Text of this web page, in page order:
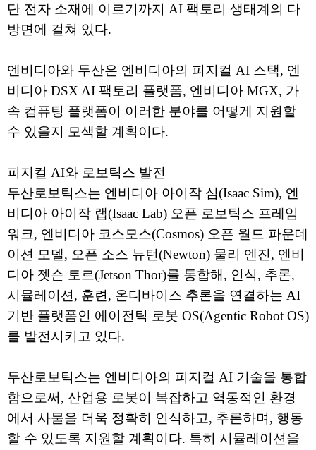
단 전자 소재에 이르기까지 AI 팩토리 생태계의 다
방면에 걸쳐 있다.
엔비디아와 두산은 엔비디아의 피지컬 AI 스택, 엔
비디아 DSX AI 팩토리 플랫폼, 엔비디아 MGX, 가
속 컴퓨팅 플랫폼이 이러한 분야를 어떻게 지원할
수 있을지 모색할 계획이다.
피지컬 AI와 로보틱스 발전
두산로보틱스는 엔비디아 아이작 심(Isaac Sim), 엔
비디아 아이작 랩(Isaac Lab) 오픈 로보틱스 프레임
워크, 엔비디아 코스모스(Cosmos) 오픈 월드 파운데
이션 모델, 오픈 소스 뉴턴(Newton) 물리 엔진, 엔비
디아 젯슨 토르(Jetson Thor)를 통합해, 인식, 추론,
시뮬레이션, 훈련, 온디바이스 추론을 연결하는 AI
기반 플랫폼인 에이전틱 로봇 OS(Agentic Robot OS)
를 발전시키고 있다.
두산로보틱스는 엔비디아의 피지컬 AI 기술을 통합
함으로써, 산업용 로봇이 복잡하고 역동적인 환경
에서 사물을 더욱 정확히 인식하고, 추론하며, 행동
할 수 있도록 지원할 계획이다. 특히 시뮬레이션을